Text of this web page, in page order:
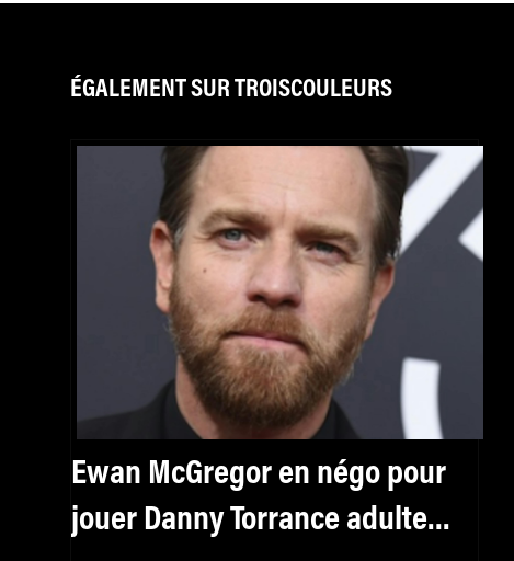
ÉGALEMENT SUR TROISCOULEURS
Ewan McGregor en négo pour
jouer Danny Torrance adulte